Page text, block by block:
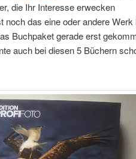
die Ihr Interesse erwecken
das eine oder andere Werk
Buchpaket gerade erst
auch bei diesen 5 Büchern